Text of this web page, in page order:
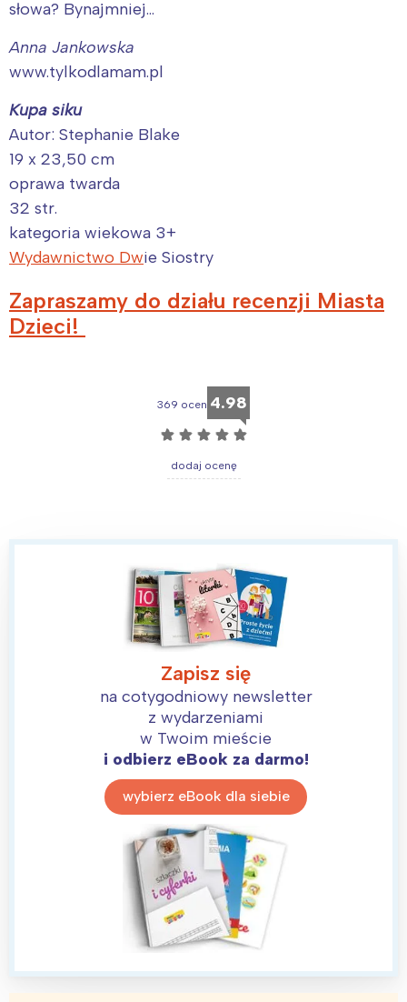
słowa? Bynajmniej…
Anna Jankowska
www.tylkodlamam.pl
Kupa siku
Autor: Stephanie Blake
19 x 23,50 cm
oprawa twarda
32 str.
kategoria wiekowa 3+
Wydawnictwo Dwie Siostry
Zapraszamy do działu recenzji Miasta
Dzieci!
369 ocen 4.98
☆ ☆ ☆ ☆ ☆
dodaj ocenę
Zapisz się
na cotygodniowy newsletter
z wydarzeniami
w Twoim mieście
i odbierz eBook za darmo!
wybierz eBook dla siebie
Interesują mnie wydarzenia z
Warszawa
Łódź
Trójmiasto
Poznań
Wybieram